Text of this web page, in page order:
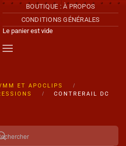
BOUTIQUE : À PROPOS
CONDITIONS GÉNÉRALES
Le panier est vide
ET APOCLIPS
CONTRERAIL DC